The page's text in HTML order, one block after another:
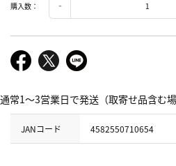
購入数：
通常1～3営業日で発送（取寄せ品含む
JANコード 4582550710654